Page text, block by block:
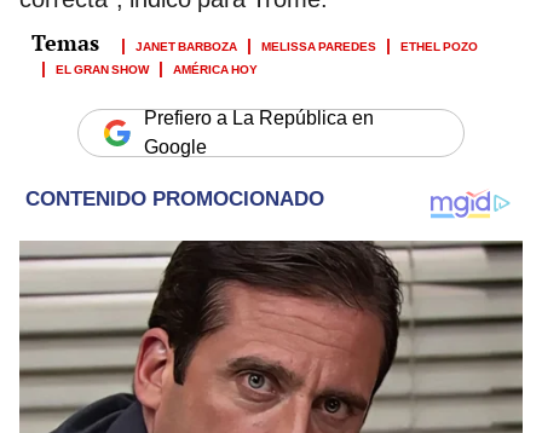
JANET BARBOZA MELISSA PAREDES
ETHEL POZO
EL GRAN SHOW
AMÉRICA HOY
Prefiero a La República en
Google